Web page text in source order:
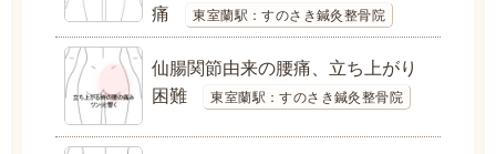
痛
東室蘭駅：すのさき鍼灸整骨院
仙腸関節由来の腰痛、立ち上がり
困難
東室蘭駅：すのさき鍼灸整骨院